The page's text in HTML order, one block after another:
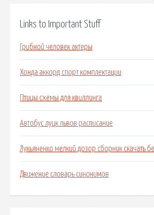
Links to Important Stuff
Грибной человек актеры
Хонда аккорд спорт комплектации
Птицы схемы для квиллинга
Автобус луцк львов расписание
Лукьяненко мелкий дозор сборник скачать
Движение словарь синонимов